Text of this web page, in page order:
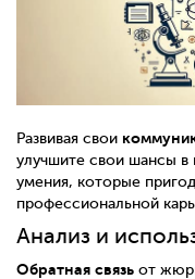
Развивая свои
улучшите свои шансы в
умения, которые
профессиональной
Анализ и
Обратная связь от